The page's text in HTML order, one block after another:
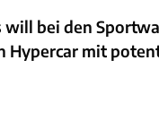
bei den
Hypercar mit